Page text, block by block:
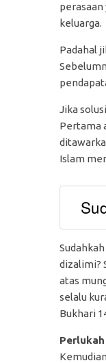
keluarga.
Padahal
Jika
Pertama
Islam
dizalimi?
atas
selalu
Bukhari